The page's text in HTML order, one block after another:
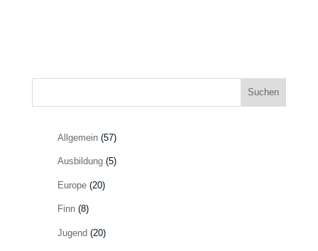
Suchen
Allgemein(57)
Ausbildung(5)
Europe(20)
Finn(8)
Jugend (20)